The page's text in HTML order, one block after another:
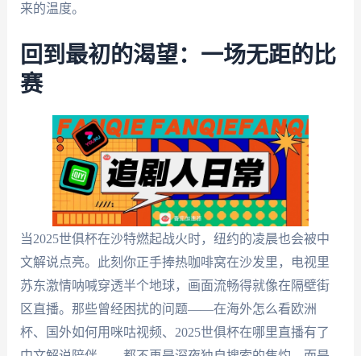
来的温度。
回到最初的渴望：一场无距的比
赛
当2025世俱杯在沙特燃起战火时，纽约的凌晨也会被中
文解说点亮。此刻你正手捧热咖啡窝在沙发里，电视里
苏东激情呐喊穿透半个地球，画面流畅得就像在隔壁街
区直播。那些曾经困扰的问题——在海外怎么看欧洲
杯、国外如何用咪咕视频、2025世俱杯在哪里直播有了